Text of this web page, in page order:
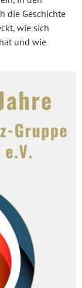
die Geschichte
wie sich
und wie